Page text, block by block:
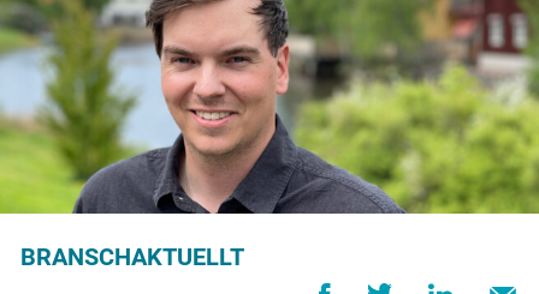
BRANSCHAKTUELLT